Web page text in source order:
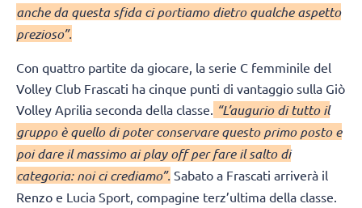
anche da questa sfida ci portiamo dietro qualche aspetto
prezioso”.
Con quattro partite da giocare, la serie C femminile del
Volley Club Frascati ha cinque punti di vantaggio sulla Giò
Volley Aprilia seconda della classe. “L’augurio di tutto il
gruppo è quello di poter conservare questo primo posto e
poi dare il massimo ai play off per fare il salto di
categoria: noi ci crediamo”. Sabato a Frascati arriverà il
Renzo e Lucia Sport, compagine terz’ultima della classe.